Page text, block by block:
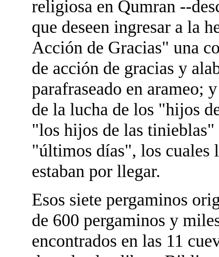
religiosa en Qumran --
que deseen ingresar a la
Acción de Gracias" una
de acción de gracias y
parafraseado en arameo;
de la lucha de los "hijos
"los hijos de las
"últimos días", los cuales
estaban por llegar.
Esos siete pergaminos
de 600 pergaminos y
encontrados en las 11